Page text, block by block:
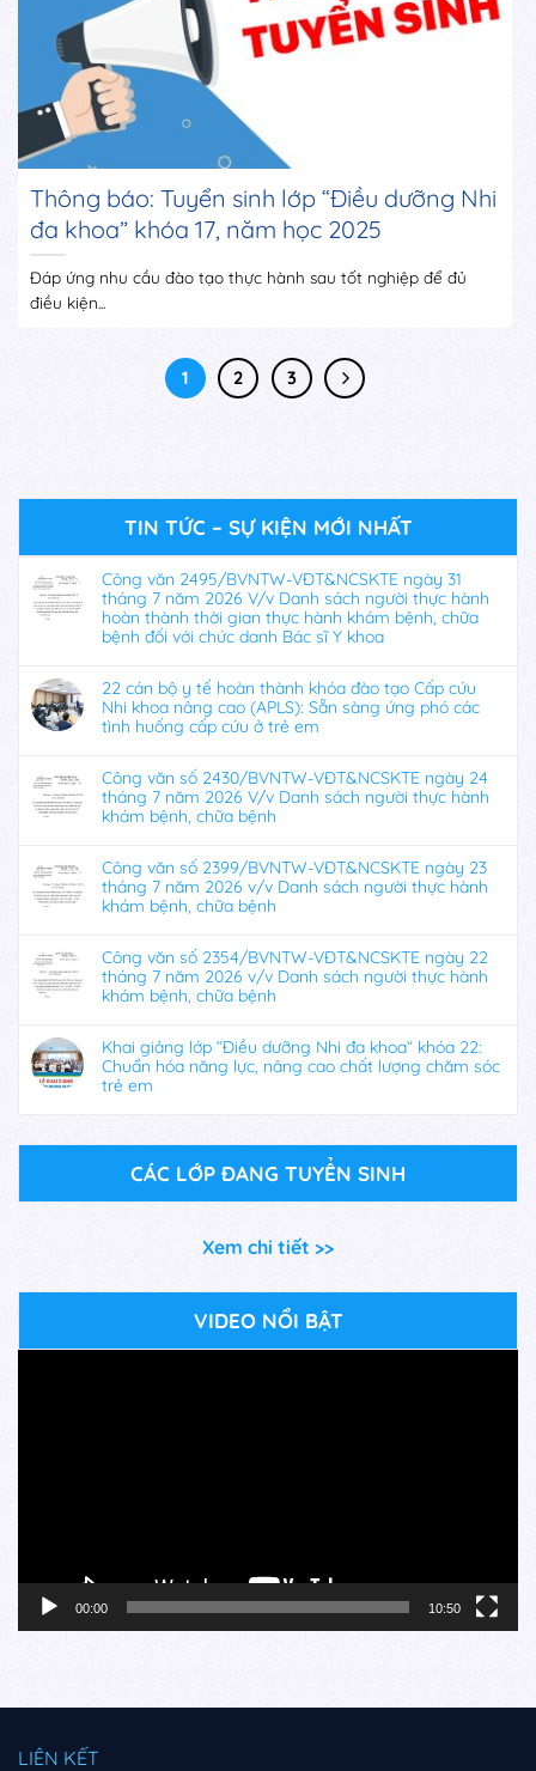
Thông báo: Tuyển sinh lớp “Điều dưỡng Nhi
đa khoa” khóa 17, năm học 2025
Đáp ứng nhu cầu đào tạo thực hành sau tốt nghiệp để đủ
điều kiện...
1 2 3
TIN TỨC – SỰ KIỆN MỚI NHẤT
Công văn 2495/BVNTW-VĐT&NCSKTE ngày 31
tháng 7 năm 2026 V/v Danh sách người thực hành
hoàn thành thời gian thực hành khám bệnh, chữa
bệnh đối với chức danh Bác sĩ Y khoa
22 cán bộ y tế hoàn thành khóa đào tạo Cấp cứu
Nhi khoa nâng cao (APLS): Sẵn sàng ứng phó các
tình huống cấp cứu ở trẻ em
Công văn số 2430/BVNTW-VĐT&NCSKTE ngày 24
tháng 7 năm 2026 V/v Danh sách người thực hành
khám bệnh, chữa bệnh
Công văn số 2399/BVNTW-VĐT&NCSKTE ngày 23
tháng 7 năm 2026 v/v Danh sách người thực hành
khám bệnh, chữa bệnh
Công văn số 2354/BVNTW-VĐT&NCSKTE ngày 22
tháng 7 năm 2026 v/v Danh sách người thực hành
khám bệnh, chữa bệnh
Khai giảng lớp “Điều dưỡng Nhi đa khoa” khóa 22:
Chuẩn hóa năng lực, nâng cao chất lượng chăm sóc
trẻ em
CÁC LỚP ĐANG TUYỂN SINH
Xem chi tiết >>
VIDEO NỔI BẬT
00:00 10:50
LIÊN KẾT